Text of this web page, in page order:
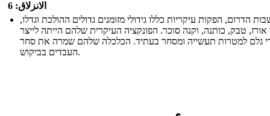
الانزلاق: 6
הדרום, הפקות עיקריות כללו גידולי מזומנים גדולים ההולכת וגדלו,
אורז, טבק, כותנה, וקנה סוכר. הפונקציה העיקרית שלהם הייתה לייצר
גלם למטרות תעשייה ומסחר בעתיד. הכלכלה שלהם שמרה את סחר
העבדים בביקוש.